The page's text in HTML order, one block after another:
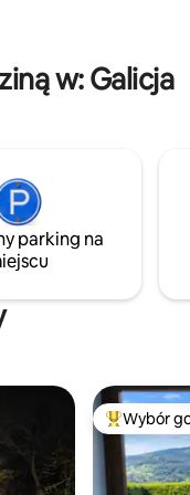
w: Galicja
parking na
Wybór